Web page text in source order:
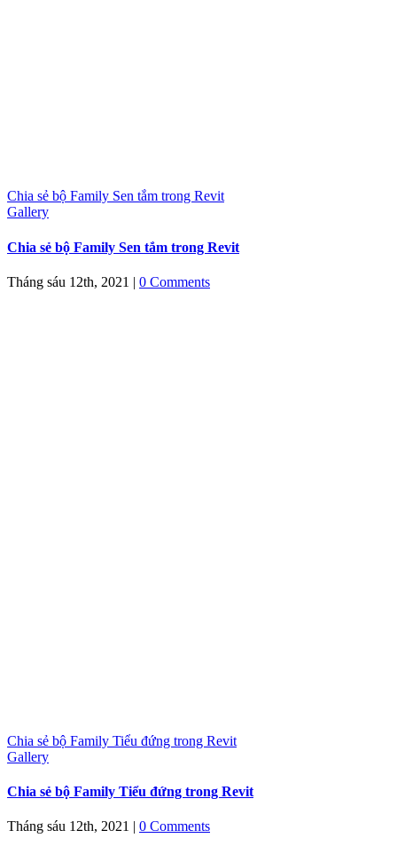
Chia sẻ bộ Family Sen tắm trong Revit
Gallery
Chia sẻ bộ Family Sen tắm trong Revit
Tháng sáu 12th, 2021 | 0 Comments
Chia sẻ bộ Family Tiểu đứng trong Revit
Gallery
Chia sẻ bộ Family Tiểu đứng trong Revit
Tháng sáu 12th, 2021 0 Comments